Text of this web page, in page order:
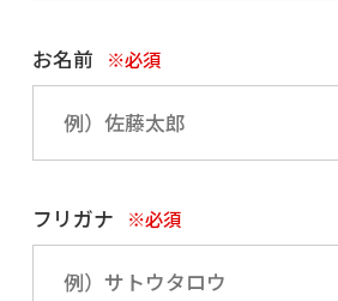
お名前 ※必須
フリガナ ※必須